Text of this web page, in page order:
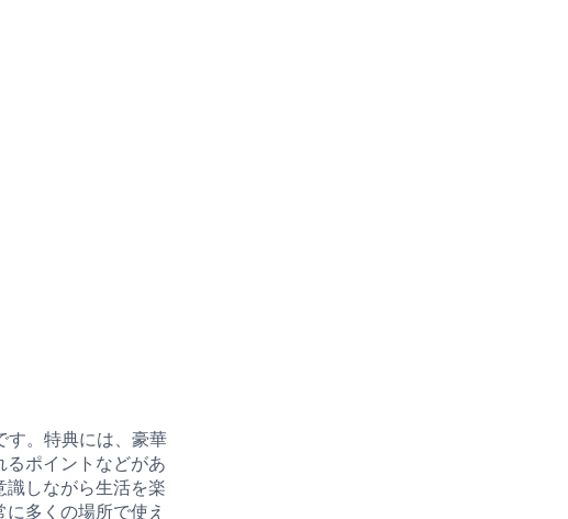
す。特典には、豪華
るポイントなどがあ
識しながら生活を楽
多くの場所で使え